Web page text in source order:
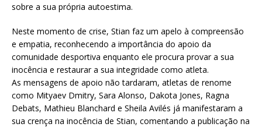
sobre a sua própria autoestima.
Neste momento de crise, Stian faz um apelo à compreensão
e empatia, reconhecendo a importância do apoio da
comunidade desportiva enquanto ele procura provar a sua
inocência e restaurar a sua integridade como atleta.
As mensagens de apoio não tardaram, atletas de renome
como Mityaev Dmitry, Sara Alonso, Dakota Jones, Ragna
Debats, Mathieu Blanchard e Sheila Avilés já manifestaram a
sua crença na inocência de Stian, comentando a publicação na